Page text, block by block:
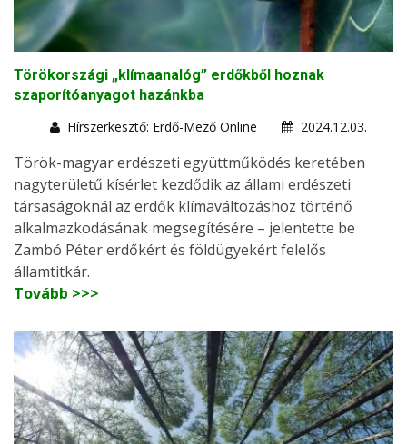
Törökországi „klímaanalóg” erdőkből hoznak
szaporítóanyagot hazánkba
Hírszerkesztő: Erdő-Mező Online
2024.12.03.
Török-magyar erdészeti együttműködés keretében
nagyterületű kísérlet kezdődik az állami erdészeti
társaságoknál az erdők klímaváltozáshoz történő
alkalmazkodásának megsegítésére – jelentette be
Zambó Péter erdőkért és földügyekért felelős
államtitkár.
Tovább >>>